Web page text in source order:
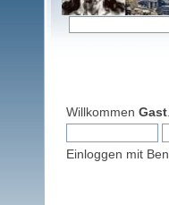
Willkommen Gast
Einloggen mit